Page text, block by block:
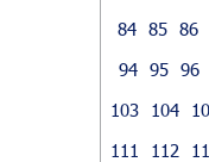
84 85 86
94 95 96
103
104
111
112